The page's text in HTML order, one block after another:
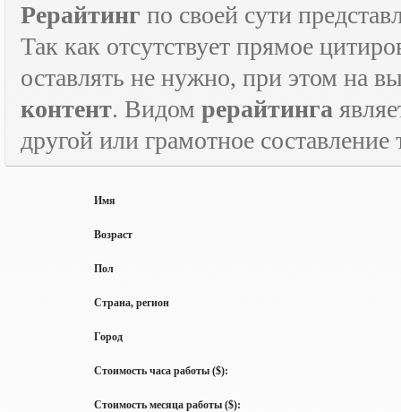
Рерайтинг по своей сути
Так как отсутствует прямое
оставлять не нужно, при этом на
контент. Видом рерайтинга
другой или грамотное
Имя
Возраст
Пол
Страна, регион
Город
Стоимость часа работы ($):
Стоимость месяца работы ($):